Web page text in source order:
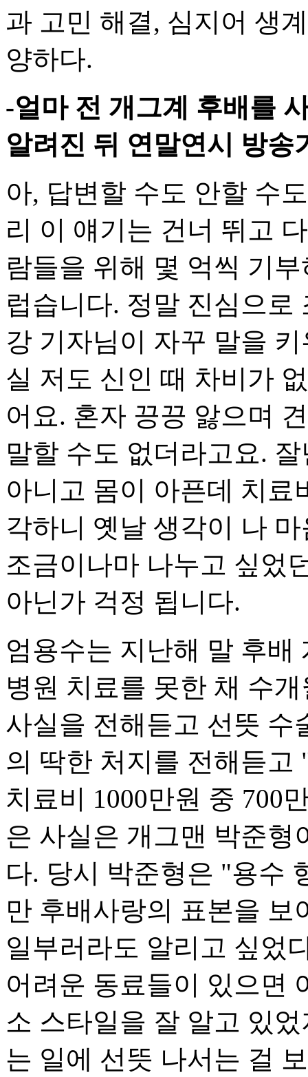
과 고민 해결, 심지어 생
양하다.
-얼마 전 개그계 후배를
알려진 뒤 연말연시 방송
아, 답변할 수도 안할 수
리 이 얘기는 건너 뛰고
람들을 위해 몇 억씩 기
럽습니다. 정말 진심으
강 기자님이 자꾸 말을
실 저도 신인 때 차비가
어요. 혼자 끙끙 앓으며
말할 수도 없더라고요.
아니고 몸이 아픈데 치료
각하니 옛날 생각이 나
조금이나마 나누고 싶었
아닌가 걱정 됩니다.
엄용수는 지난해 말 후배
병원 치료를 못한 채 수
사실을 전해듣고 선뜻 수
의 딱한 처지를 전해듣
치료비 1000만원 중 700
은 사실은 개그맨 박준형
다. 당시 박준형은 "용수
만 후배사랑의 표본을
일부러라도 알리고 싶었
어려운 동료들이 있으면
소 스타일을 잘 알고 있
는 일에 선뜻 나서는 걸